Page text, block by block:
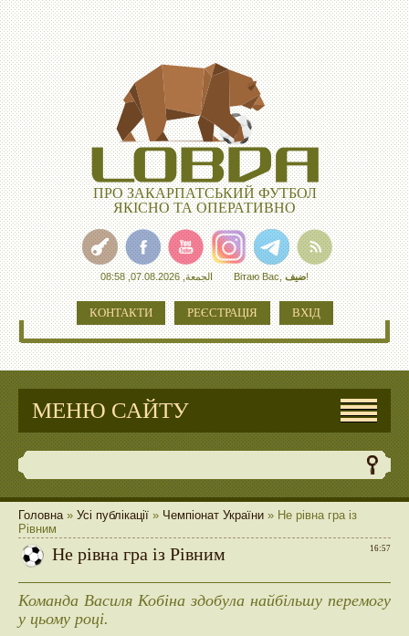
ПРО ЗАКАРПАТСЬКИЙ ФУТБОЛ
ЯКІСНО ТА ОПЕРАТИВНО
الجمعة, 07.08.2026, 08:58 Вітаю Вас,ضيف!
КОНТАКТИ РЕЄСТРАЦІЯ ВХІД
МЕНЮ САЙТУ
Головна» Усі публікації » Чемпіонат України » Не рівна гра із
Рівним
16:57
Не рівна гра із Рівним
Команда Василя Кобіна здобула найбільшу перемогу
у цьому році.